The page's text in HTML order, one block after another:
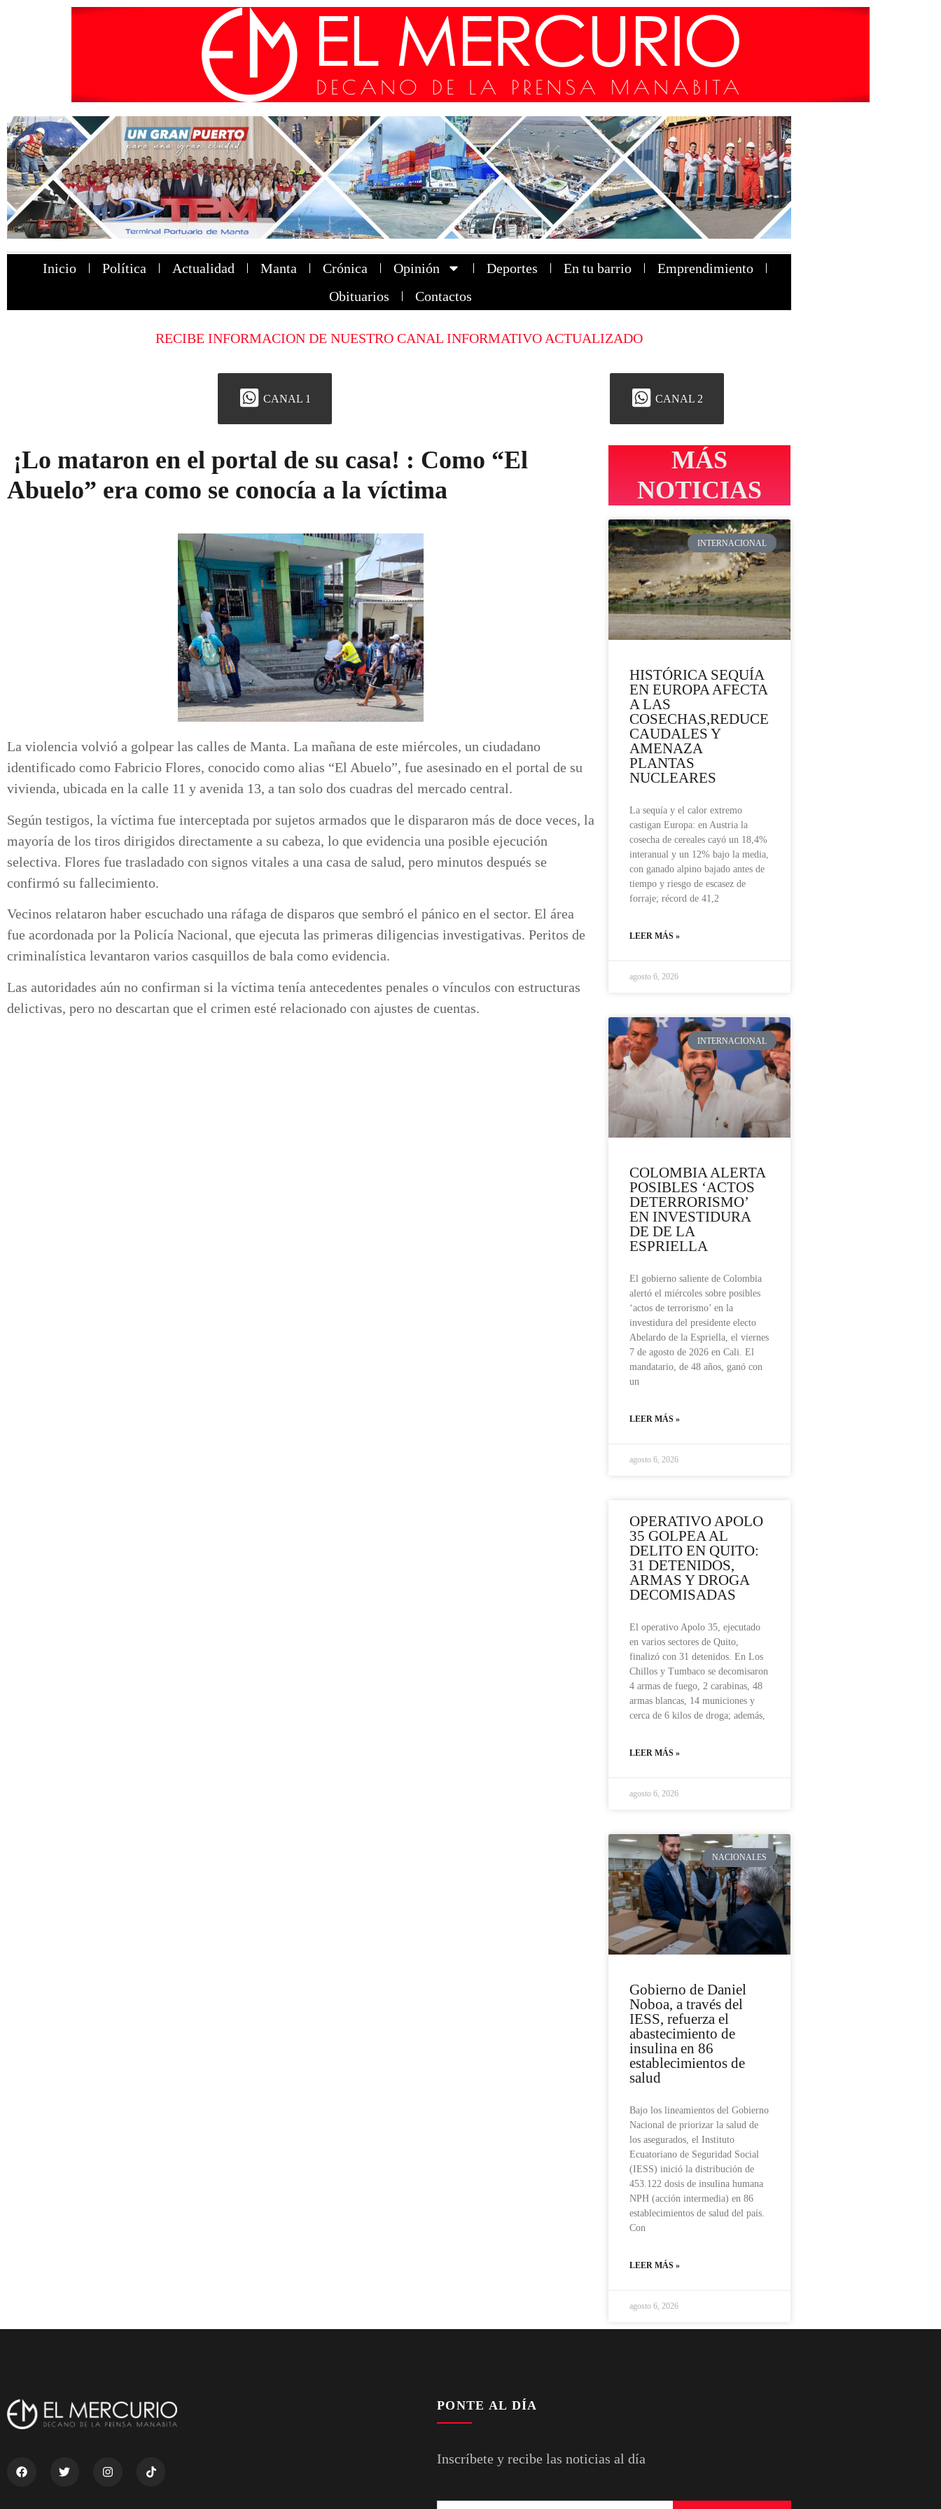
Inicio Política Actualidad Manta Crónica Opinión Deportes En tu barrio
Emprendimiento
Obituarios
Contactos
RECIBE INFORMACION DE NUESTRO CANAL INFORMATIVO ACTUALIZADO
CANAL 1 CANAL 2
¡Lo mataron en el portal de su casa! : Como “El
Abuelo” era como se conocía a la víctima
La violencia volvió a golpear las calles de Manta. La mañana de este miércoles, un ciudadano
identificado como Fabricio Flores, conocido como alias “El Abuelo”, fue asesinado en el portal de su
vivienda, ubicada en la calle 11 y avenida 13, a tan solo dos cuadras del mercado central.
Según testigos, la víctima fue interceptada por sujetos armados que le dispararon más de doce veces, la
mayoría de los tiros dirigidos directamente a su cabeza, lo que evidencia una posible ejecución
selectiva. Flores fue trasladado con signos vitales a una casa de salud, pero minutos después se
confirmó su fallecimiento.
Vecinos relataron haber escuchado una ráfaga de disparos que sembró el pánico en el sector. El área
fue acordonada por la Policía Nacional, que ejecuta las primeras diligencias investigativas. Peritos de
criminalística levantaron varios casquillos de bala como evidencia.
Las autoridades aún no confirman si la víctima tenía antecedentes penales o vínculos con estructuras
delictivas, pero no descartan que el crimen esté relacionado con ajustes de cuentas.
MÁS
NOTICIAS
INTERNACIONAL
HISTÓRICA SEQUÍA
EN EUROPA AFECTA
A LAS
COSECHAS,REDUCE
CAUDALES Y
AMENAZA
PLANTAS
NUCLEARES
La sequía y el calor extremo
castigan Europa: en Austria la
cosecha de cereales cayó un 18,4%
interanual y un 12% bajo la media,
con ganado alpino bajado antes de
tiempo y riesgo de escasez de
forraje; récord de 41,2
LEER MÁS »
agosto 6, 2026
INTERNACIONAL
COLOMBIA ALERTA
POSIBLES ‘ACTOS
DETERRORISMO’
EN INVESTIDURA
DE DE LA
ESPRIELLA
El gobierno saliente de Colombia
alertó el miércoles sobre posibles
‘actos de terrorismo’ en la
investidura del presidente electo
Abelardo de la Espriella, el viernes
7 de agosto de 2026 en Cali. El
mandatario, de 48 años, ganó con
un
LEER MÁS »
agosto 6, 2026
OPERATIVO APOLO
35 GOLPEA AL
DELITO EN QUITO:
31 DETENIDOS,
ARMAS Y DROGA
DECOMISADAS
El operativo Apolo 35, ejecutado
en varios sectores de Quito,
finalizó con 31 detenidos. En Los
Chillos y Tumbaco se decomisaron
4 armas de fuego, 2 carabinas, 48
armas blancas, 14 municiones y
cerca de 6 kilos de droga; además,
LEER MÁS »
agosto 6, 2026
NACIONALES
Gobierno de Daniel
Noboa, a través del
IESS, refuerza el
abastecimiento de
insulina en 86
establecimientos de
salud
Bajo los lineamientos del Gobierno
Nacional de priorizar la salud de
los asegurados, el Instituto
Ecuatoriano de Seguridad Social
(IESS) inició la distribución de
453.122 dosis de insulina humana
NPH (acción intermedia) en 86
establecimientos de salud del país.
Con
LEER MÁS »
agosto 6, 2026
PONTE AL DÍA
Inscríbete y recibe las noticias al día